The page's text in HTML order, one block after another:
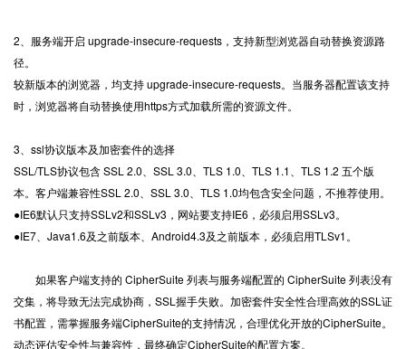
2、服务端开启 upgrade-insecure-requests，支持新型浏览器自动替换资源路
径。
较新版本的浏览器，均支持 upgrade-insecure-requests。当服务器配置该支持
时，浏览器将自动替换使用https方式加载所需的资源文件。
3、ssl协议版本及加密套件的选择
SSL/TLS协议包含 SSL 2.0、SSL 3.0、TLS 1.0、TLS 1.1、TLS 1.2 五个版
本。客户端兼容性SSL 2.0、SSL 3.0、TLS 1.0均包含安全问题，不推荐使用。
●IE6默认只支持SSLv2和SSLv3，网站要支持IE6，必须启用SSLv3。
●IE7、Java1.6及之前版本、Android4.3及之前版本，必须启用TLSv1。
如果客户端支持的 CipherSuite 列表与服务端配置的 CipherSuite 列表没有
交集，将导致无法完成协商，SSL握手失败。加密套件安全性合理高效的SSL证
书配置，需掌握服务端CipherSuite的支持情况，合理优化开放的CipherSuite。
动态评估安全性与兼容性，最终确定CipherSuite的配置方案。